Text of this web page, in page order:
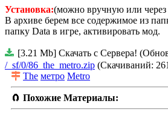
Установка:(можно вручную или
В архиве берем все содержимое из
папку Data в игре, активировать мод.
[3.21 Mb] Скачать с Сервера!
/_sf/0/86_the_metro.zip (Скачиваний:
The метро Metro
🧲 Похожие Материалы: